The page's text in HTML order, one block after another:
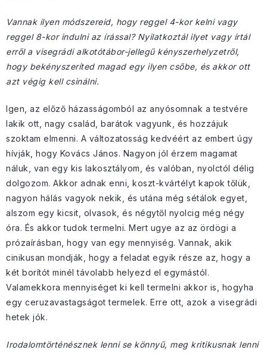
Vannak ilyen módszereid, hogy reggel 4-kor kelni vagy
reggel 8-kor indulni az írással? Nyilatkoztál ilyet vagy írtál
erről a visegrádi alkotótábor-jellegű kényszerhelyzetről,
hogy bekényszeríted magad egy ilyen csőbe, és akkor ott
azt végig kell csinálni.
Igen, az előző házasságomból az anyósomnak a testvére
lakik ott, nagy család, barátok vagyunk, és hozzájuk
szoktam elmenni. A változatosság kedvéért az embert úgy
hívják, hogy Kovács János. Nagyon jól érzem magamat
náluk, van egy kis lakosztályom, és valóban, nyolctól délig
dolgozom. Akkor adnak enni, koszt-kvártélyt kapok tőlük,
nagyon hálás vagyok nekik, és utána még sétálok egyet,
alszom egy kicsit, olvasok, és négytől nyolcig még négy
óra. És akkor tudok termelni. Mert ugye az az ördögi a
prózaírásban, hogy van egy mennyiség. Vannak, akik
cinikusan mondják, hogy a feladat egyik része az, hogy a
két borítót minél távolabb helyezd el egymástól.
Valamekkora mennyiséget ki kell termelni akkor is, hogyha
egy ceruzavastagságot termelek. Erre ott, azok a visegrádi
hetek jók.
Irodalomtörténésznek lenni se könnyű, meg kritikusnak lenni